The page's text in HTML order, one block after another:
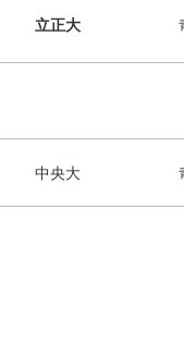
立正大
中央大